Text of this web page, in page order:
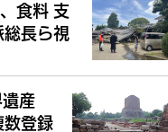
食料 支
長ら視
遺産
数登録